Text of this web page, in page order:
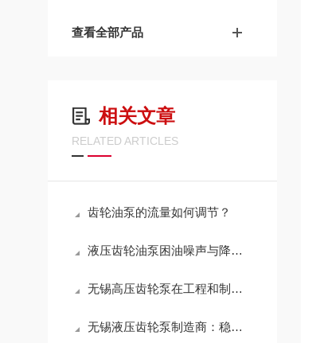
查看全部产品
相关文章
RELATED ARTICLES
齿轮油泵的流量如何调节？
液压齿轮油泵困油噪声与降噪攻略
无锡高压齿轮泵在工程和制造行业中的重要性
无锡液压齿轮泵制造商：稳定性能，高效传动，助力工业升级